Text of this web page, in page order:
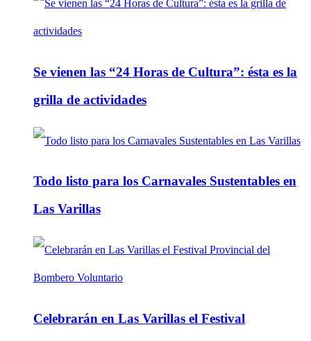
Se vienen las “24 Horas de Cultura”: ésta es la
grilla de actividades
Todo listo para los Carnavales Sustentables en
Las Varillas
Celebrarán en Las Varillas el Festival